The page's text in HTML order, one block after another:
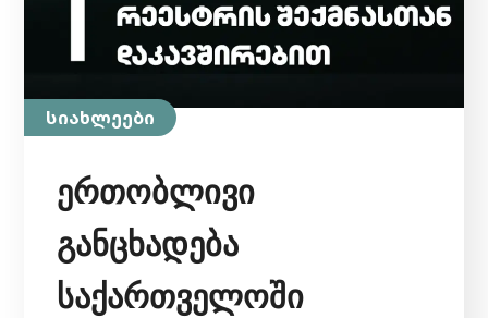
სიახლეები
ერთობლივი
განცხადება
საქართველოში